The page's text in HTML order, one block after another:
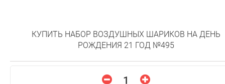
КУПИТЬ НАБОР ВОЗДУШНЫХ ШАРИКОВ НА ДЕНЬ
РОЖДЕНИЯ 21 ГОД №495